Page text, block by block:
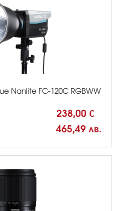
Nanlite FC-120C RGBWW
238,00 €
465,49 лв.